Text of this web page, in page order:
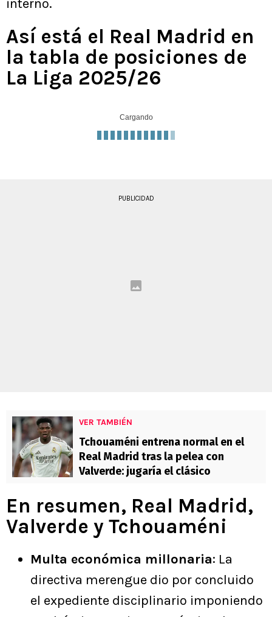
interno.
Así está el Real Madrid en
la tabla de posiciones de
La Liga 2025/26
Cargando
PUBLICIDAD
VER TAMBIÉN
Tchouaméni entrena normal en el
Real Madrid tras la pelea con
Valverde: jugaría el clásico
En resumen, Real Madrid,
Valverde y Tchouaméni
Multa económica millonaria: La
directiva merengue dio por concluido
el expediente disciplinario imponiendo